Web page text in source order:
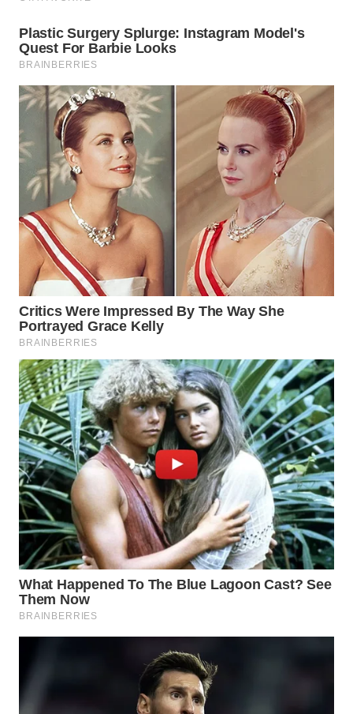
BOROBUDUR
MADURA
WN
SURABAYA
WN
NATUNA
WN
BINTAN
WN
MANDALIKA
WN
LIKUPANG
WN
LABUANBAJO
WN
BORNEO
Wahana
Media
Group
WAHANA